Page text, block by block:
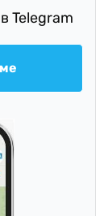
Telegram